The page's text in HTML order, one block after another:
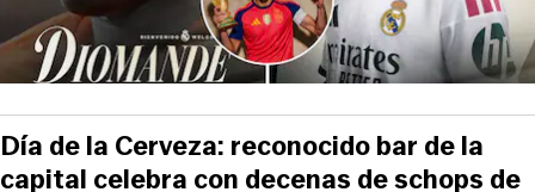
Día de la Cerveza: reconocido bar de la
capital celebra con decenas de schops de